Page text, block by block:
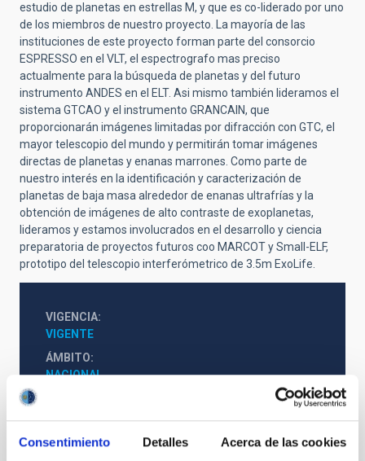
Consentimiento Detalles Acerca de las cookies
estudio de planetas en estrellas M, y que es co-liderado por uno
de los miembros de nuestro proyecto. La mayoría de las
instituciones de este proyecto forman parte del consorcio
ESPRESSO en el VLT, el espectrografo mas preciso
actualmente para la búsqueda de planetas y del futuro
instrumento ANDES en el ELT. Asi mismo también lideramos el
sistema GTCAO y el instrumento GRANCAIN, que
proporcionarán imágenes limitadas por difracción con GTC, el
mayor telescopio del mundo y permitirán tomar imágenes
directas de planetas y enanas marrones. Como parte de
nuestro interés en la identificación y caracterización de
planetas de baja masa alrededor de enanas ultrafrías y la
obtención de imágenes de alto contraste de exoplanetas,
lideramos y estamos involucrados en el desarrollo y ciencia
preparatoria de proyectos futuros coo MARCOT y Small-ELF,
prototipo del telescopio interferómetrico de 3.5m ExoLife.
VIGENCIA
VIGENTE
ÁMBITO
NACIONAL
ESTADO